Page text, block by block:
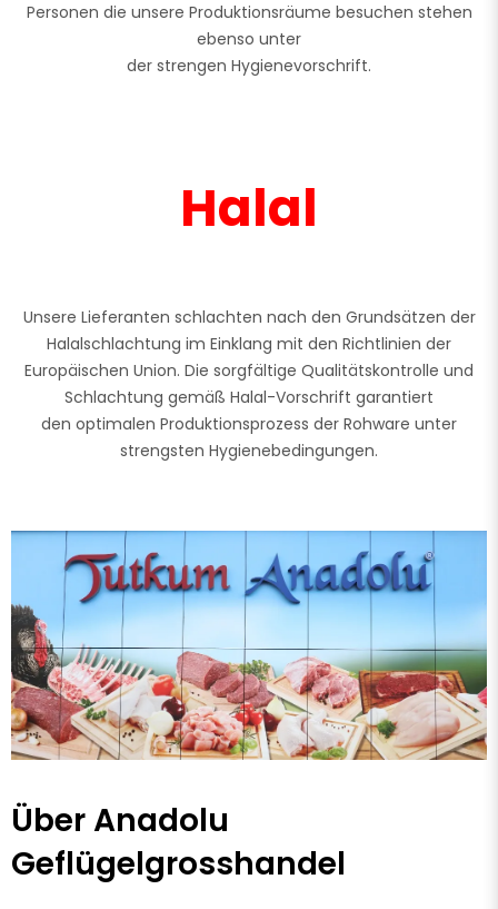
Personen die unsere Produktionsräume besuchen stehen
ebenso unter
der strengen Hygienevorschrift.
Halal
Unsere Lieferanten schlachten nach den Grundsätzen der
Halalschlachtung im Einklang mit den Richtlinien der
Europäischen Union. Die sorgfältige Qualitätskontrolle und
Schlachtung gemäß Halal-Vorschrift garantiert
den optimalen Produktionsprozess der Rohware unter
strengsten Hygienebedingungen.
Über Anadolu
Geflügelgrosshandel